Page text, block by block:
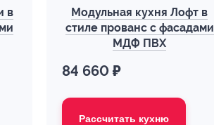
в
Модульная кухня Лофт в
стиле прованс с фасадами
МДФ ПВХ
84 660 ₽
Рассчитать кухню